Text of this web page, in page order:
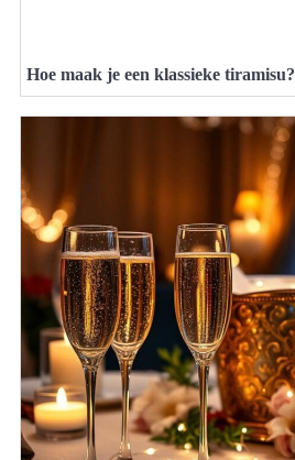
Hoe maak je een klassieke tiramisu?